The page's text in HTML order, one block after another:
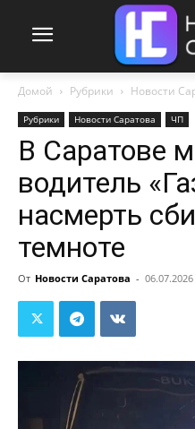
Домой Рубрики Новости
Рубрики Новости Саратова ЧП
В Саратове
водитель
насмерть
темноте
От Новости Саратова - 06.07.2026